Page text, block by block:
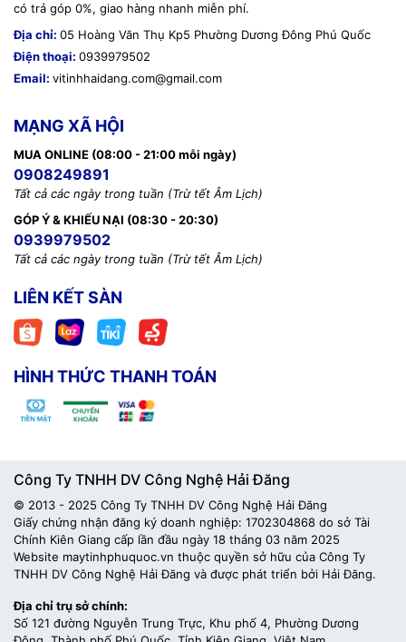
có trả góp 0%, giao hàng nhanh miễn phí.
Địa chỉ: 05 Hoàng Văn Thụ Kp5 Phường Dương Đông Phú Quốc
Điện thoại: 0939979502
Email: vitinhhaidang.com@gmail.com
MẠNG XÃ HỘI
MUA ONLINE (08:00 - 21:00 mỗi ngày)
0908249891
Tất cả các ngày trong tuần (Trừ tết Âm Lịch)
GÓP Ý & KHIẾU NẠI (08:30 - 20:30)
0939979502
Tất cả các ngày trong tuần (Trừ tết Âm Lịch)
LIÊN KẾT SÀN
HÌNH THỨC THANH TOÁN
Công Ty TNHH DV Công Nghệ Hải Đăng
© 2013 - 2025 Công Ty TNHH DV Công Nghệ Hải Đăng
Giấy chứng nhận đăng ký doanh nghiệp: 1702304868 do sở Tài
Chính Kiên Giang cấp lần đầu ngày 18 tháng 03 năm 2025
Website maytinhphuquoc.vn thuộc quyền sở hữu của Công Ty
TNHH DV Công Nghệ Hải Đăng và được phát triển bởi Hải Đăng.
Địa chỉ trụ sở chính:
Số 121 đường Nguyễn Trung Trực, Khu phố 4, Phường Dương